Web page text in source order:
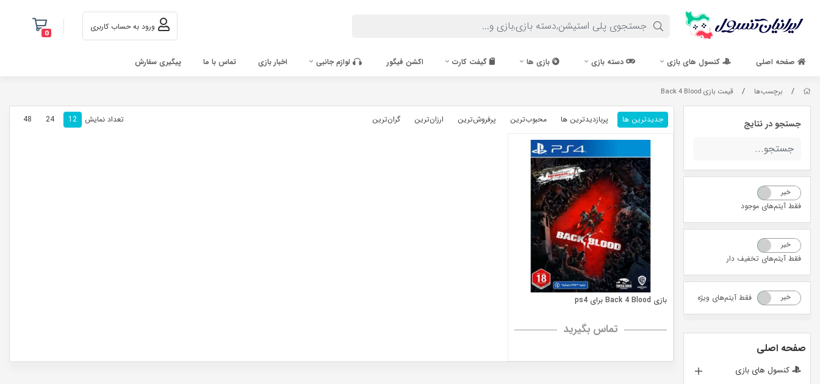
ورود به حساب کاربری
0
صفحه اصلی کنسول های بازی دسته بازی بازی ها گیفت کارت اکشن فیگور لوازم جانبی اخبار بازی تماس با ما پیگیری سفارش
/ برچسب‌ها / قیمت بازی Back 4 Blood
جستجو در نتایج
خیر
فقط آیتم‌های موجود
خیر
فقط آیتم‌های تخفیف دار
بله خیر فقط آیتم‌های ویژه
صفحه اصلی
کنسول های بازی
جدیدترین ها پربازدیدترین ها محبوب‌‌ترین پرفروش‌ترین ارزان‌ترین گران‌ترین تعداد نمایش 12
24
48
بازی Back 4 Blood برای ps4
تماس بگیرید